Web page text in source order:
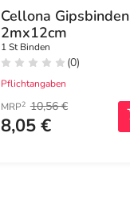
Cellona Gipsbinden
2mx12cm
1 St Binden
(0)
Pflichtangaben
MRP2 10,56 €
8,05 €